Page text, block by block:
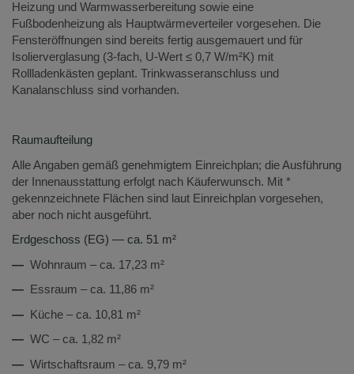
Heizung und Warmwasserbereitung sowie eine
Fußbodenheizung als Hauptwärmeverteiler vorgesehen. Die
Fensteröffnungen sind bereits fertig ausgemauert und für
Isolierverglasung (3-fach, U-Wert ≤ 0,7 W/m²K) mit
Rollladenkästen geplant. Trinkwasseranschluss und
Kanalanschluss sind vorhanden.
Raumaufteilung
Alle Angaben gemäß genehmigtem Einreichplan; die Ausführung
der Innenausstattung erfolgt nach Käuferwunsch. Mit *
gekennzeichnete Flächen sind laut Einreichplan vorgesehen,
aber noch nicht ausgeführt.
Erdgeschoss (EG) — ca. 51 m²
— Wohnraum – ca. 17,23 m²
— Essraum – ca. 11,86 m²
— Küche – ca. 10,81 m²
— WC – ca. 1,82 m²
— Wirtschaftsraum – ca. 9,79 m²